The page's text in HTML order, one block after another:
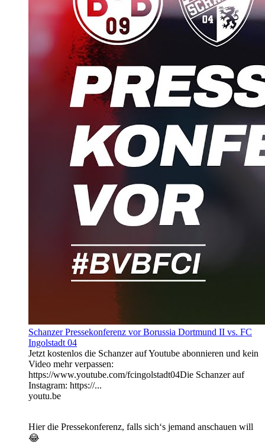
Schanzer Pressekonferenz vor Borussia Dortmund II vs. FC
Ingolstadt 04
Jetzt kostenlos die Schanzer auf Youtube abonnieren und kein
Video mehr verpassen:
https://www.youtube.com/fcingolstadt04Die Schanzer auf
Instagram: https://...
youtu.be
Hier die Pressekonferenz, falls sich‘s jemand anschauen will
😂